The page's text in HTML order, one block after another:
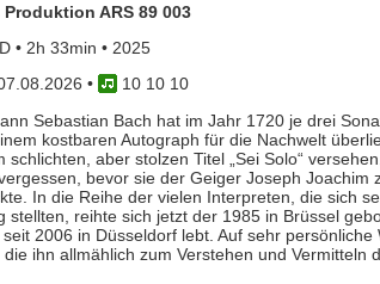
Produktion ARS 89 003
• 2h 33min • 2025
•
10 10 10
Sebastian Bach hat im Jahr 1720 je drei
kostbaren Autograph für die Nachwelt
schlichten, aber stolzen Titel „Sei Solo“
bevor sie der Geiger Joseph Joachim
In die Reihe der vielen Interpreten, die sich
stellten, reihte sich jetzt der 1985 in Brüssel
2006 in Düsseldorf lebt. Auf sehr
ihn allmählich zum Verstehen und Vermitteln